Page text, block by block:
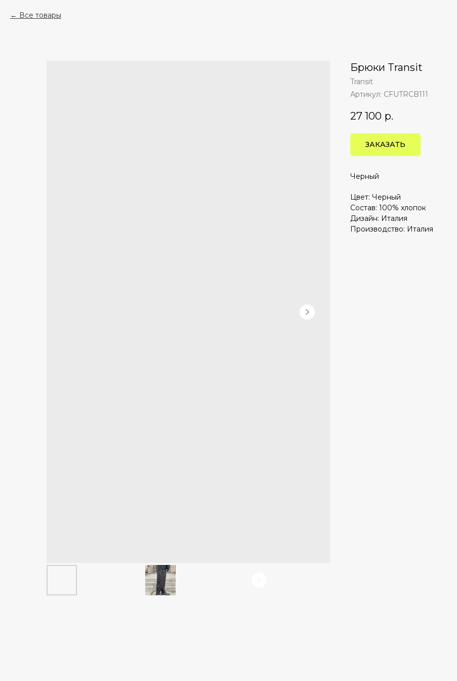
Все товары
Брюки Transit
Transit
Артикул: CFUTRCB111
27 100 р.
ЗАКАЗАТЬ
Черный
Цвет: Черный
Состав: 100% хлопок
Дизайн: Италия
Производство: Италия